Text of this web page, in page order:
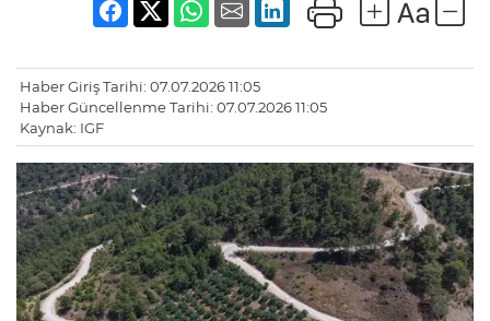
Haber Giriş Tarihi: 07.07.2026 11:05
Haber Güncellenme Tarihi: 07.07.2026 11:05
Kaynak: IGF